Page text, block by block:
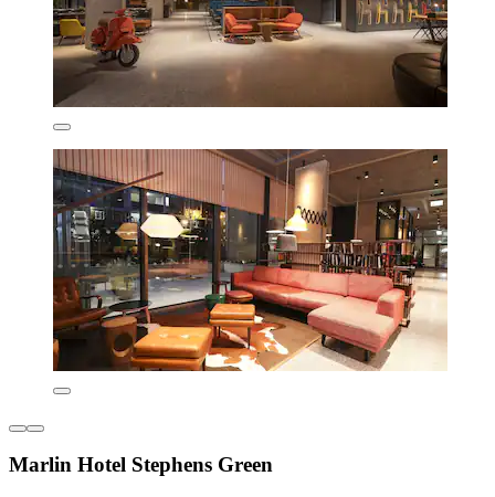
Marlin Hotel Stephens Green